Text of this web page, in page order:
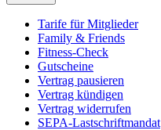
Tarife für Mitglieder
Family & Friends
Fitness-Check
Gutscheine
Vertrag pausieren
Vertrag kündigen
Vertrag widerrufen
SEPA-Lastschriftmandat